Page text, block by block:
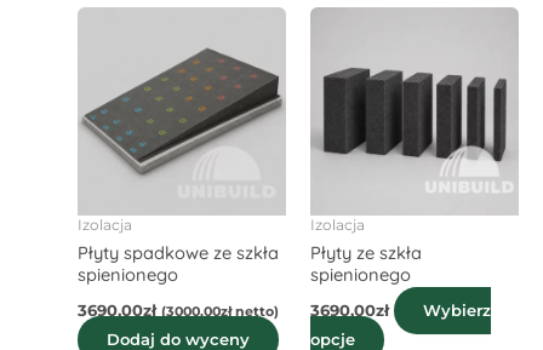
Izolacja
Płyty spadkowe ze szkła
spienionego
3690,00zł (3000,00złnetto)
Dodaj do wyceny
Izolacja
Płyty ze szkła
spienionego
3690,00zł
Wybierz
opcje
ma
wariantów.
można
na
stronie
produktu